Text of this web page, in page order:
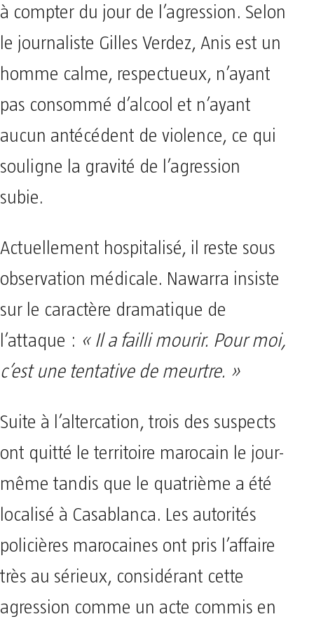
à compter du jour de l’agression. Selon
le journaliste Gilles Verdez, Anis est un
homme calme, respectueux, n’ayant
pas consommé d’alcool et n’ayant
aucun antécédent de violence, ce qui
souligne la gravité de l’agression
subie.
Actuellement hospitalisé, il reste sous
observation médicale. Nawarra insiste
sur le caractère dramatique de
l’attaque : « Il a failli mourir. Pour moi,
c’est une tentative de meurtre. »
Suite à l’altercation, trois des suspects
ont quitté le territoire marocain le jour-
même tandis que le quatrième a été
localisé à Casablanca. Les autorités
policières marocaines ont pris l’affaire
très au sérieux, considérant cette
agression comme un acte commis en